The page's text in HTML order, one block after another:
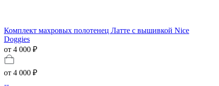
Комплект махровых полотенец Латте с вышивкой Nice
Doggies
от 4 000 ₽
от 4 000 ₽